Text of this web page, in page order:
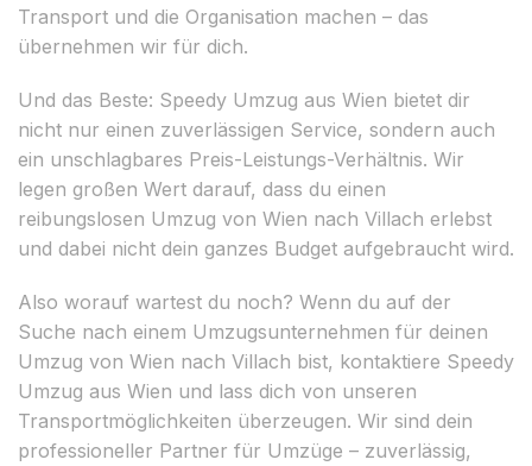
Transport und die Organisation machen – das
übernehmen wir für dich.
Und das Beste: Speedy Umzug aus Wien bietet dir
nicht nur einen zuverlässigen Service, sondern auch
ein unschlagbares Preis-Leistungs-Verhältnis. Wir
legen großen Wert darauf, dass du einen
reibungslosen Umzug von Wien nach Villach erlebst
und dabei nicht dein ganzes Budget aufgebraucht wird.
Also worauf wartest du noch? Wenn du auf der
Suche nach einem Umzugsunternehmen für deinen
Umzug von Wien nach Villach bist, kontaktiere Speedy
Umzug aus Wien und lass dich von unseren
Transportmöglichkeiten überzeugen. Wir sind dein
professioneller Partner für Umzüge – zuverlässig,